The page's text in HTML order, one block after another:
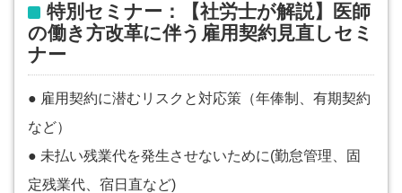
特別セミナー：【社労士が解説】医師
の働き方改革に伴う雇用契約見直しセミ
ナー
● 雇用契約に潜むリスクと対応策（年俸制、有期契約
など）
● 未払い残業代を発生させないために(勤怠管理、固
定残業代、宿日直など)